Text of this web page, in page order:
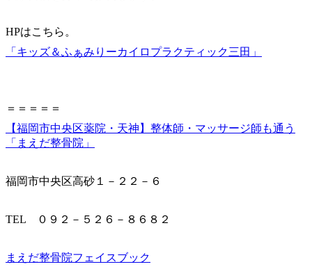
HPはこちら。
「キッズ＆ふぁみりーカイロプラクティック三田」
＝＝＝＝＝
【福岡市中央区薬院・天神】整体師・マッサージ師も通う
「まえだ整骨院」
福岡市中央区高砂１－２２－６
TEL ０９２－５２６－８６８２
まえだ整骨院フェイスブック